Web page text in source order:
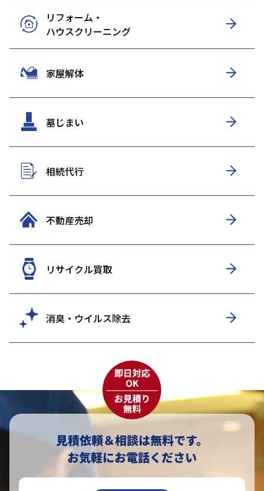
リフォーム・
ハウスクリーニング
家屋解体
墓じまい
相続代行
不動産売却
リサイクル買取
消臭・ウイルス除去
見積依頼＆相談は無料です。
お気軽にお電話ください